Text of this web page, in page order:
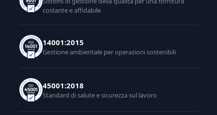
costante e affidabile
14001:2015
Gestione ambientale per operazioni sostenibili
45001:2018
Standard di salute e sicurezza sul lavoro